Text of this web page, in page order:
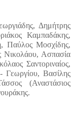
Δημήτρης
Καμπαδάκης,
Παύλος Μοσχίδης,
Νικολάου, Ασπασία
Σαντοριναίος,
Γεωργίου, Βασίλης
(Αναστάσιος